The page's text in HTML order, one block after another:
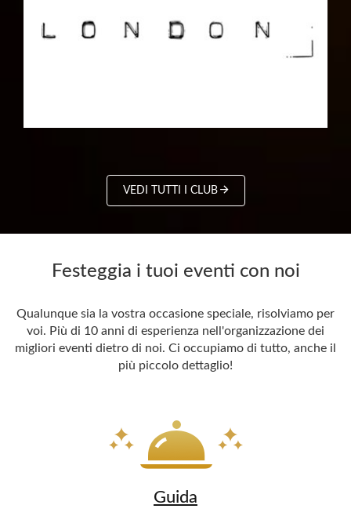
VEDI TUTTI I CLUB
Festeggia i tuoi eventi con noi
Qualunque sia la vostra occasione speciale, risolviamo per
voi. Più di 10 anni di esperienza nell'organizzazione dei
migliori eventi dietro di noi. Ci occupiamo di tutto, anche il
più piccolo dettaglio!
Guida